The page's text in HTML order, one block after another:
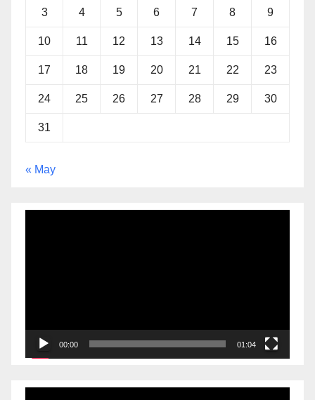
3 4 5 6 7 8 9
10 11 12 13 14 15 16
17 18 19 20 21 22 23
24 25 26 27 28 29 30
31
« May
00:00 01:04